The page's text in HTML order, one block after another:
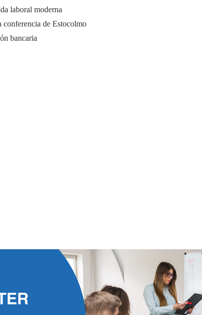
laboral moderna
conferencia de Estocolmo
bancaria